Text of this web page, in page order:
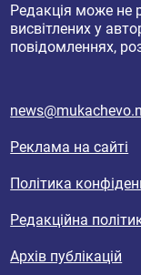
Редакція може не
висвітлених у
повідомленнях,
Реклама на сайті
Політика
Редакційна
Архів публікацій